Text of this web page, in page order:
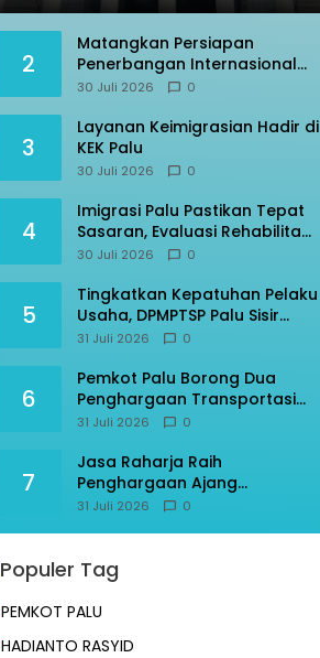
2
Matangkan Persiapan
Penerbangan Internasional
Perdana, Imigrasi Palu Rakor
30 Juli 2026 0
3
Layanan Keimigrasian Hadir di
KEK Palu
30 Juli 2026 0
4
Imigrasi Palu Pastikan Tepat
Sasaran, Evaluasi Rehabilitasi
Ruang Detensi
30 Juli 2026 0
5
Tingkatkan Kepatuhan Pelaku
Usaha, DPMPTSP Palu Sisir
Warkop – Restoran
31 Juli 2026 0
6
Pemkot Palu Borong Dua
Penghargaan Transportasi
Indonesia Award 2026
31 Juli 2026 0
7
Jasa Raharja Raih
Penghargaan Ajang
Transportasi Indonesia
31 Juli 2026 0
Populer Tag
PEMKOT PALU
HADIANTO RASYID